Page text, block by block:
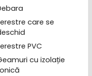
care se
PVC
cu izolație